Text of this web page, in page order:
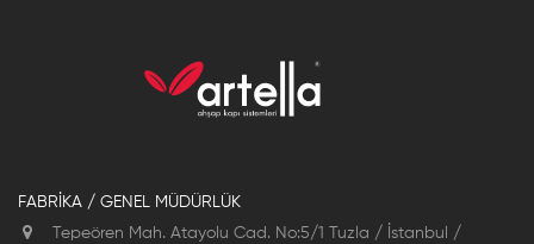
FABRİKA / GENEL MÜDÜRLÜK
Tepeören Mah. Atayolu Cad. No:5/1 Tuzla / İstanbul /